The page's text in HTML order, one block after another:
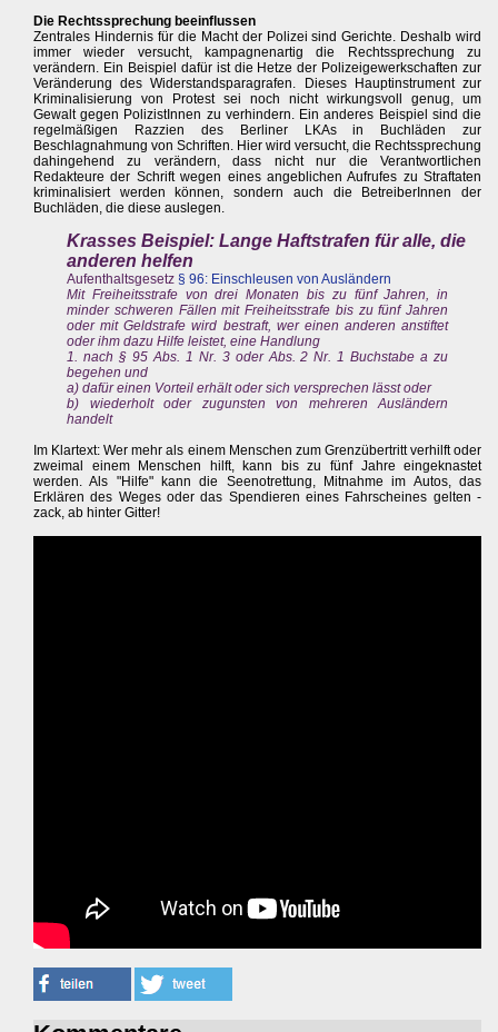
Die Rechtssprechung beeinflussen
Zentrales Hindernis für die Macht der Polizei sind Gerichte. Deshalb wird
immer wieder versucht, kampagnenartig die Rechtssprechung zu
verändern. Ein Beispiel dafür ist die Hetze der Polizeigewerkschaften zur
Veränderung des Widerstandsparagrafen. Dieses Hauptinstrument zur
Kriminalisierung von Protest sei noch nicht wirkungsvoll genug, um
Gewalt gegen PolizistInnen zu verhindern. Ein anderes Beispiel sind die
regelmäßigen Razzien des Berliner LKAs in Buchläden zur
Beschlagnahmung von Schriften. Hier wird versucht, die Rechtssprechung
dahingehend zu verändern, dass nicht nur die Verantwortlichen
Redakteure der Schrift wegen eines angeblichen Aufrufes zu Straftaten
kriminalisiert werden können, sondern auch die BetreiberInnen der
Buchläden, die diese auslegen.
Krasses Beispiel: Lange Haftstrafen für alle, die
anderen helfen
Aufenthaltsgesetz § 96: Einschleusen von Ausländern
Mit Freiheitsstrafe von drei Monaten bis zu fünf Jahren, in
minder schweren Fällen mit Freiheitsstrafe bis zu fünf Jahren
oder mit Geldstrafe wird bestraft, wer einen anderen anstiftet
oder ihm dazu Hilfe leistet, eine Handlung
1. nach § 95 Abs. 1 Nr. 3 oder Abs. 2 Nr. 1 Buchstabe a zu
begehen und
a) dafür einen Vorteil erhält oder sich versprechen lässt oder
b) wiederholt oder zugunsten von mehreren Ausländern
handelt
Im Klartext: Wer mehr als einem Menschen zum Grenzübertritt verhilft oder
zweimal einem Menschen hilft, kann bis zu fünf Jahre eingeknastet
werden. Als "Hilfe" kann die Seenotrettung, Mitnahme im Autos, das
Erklären des Weges oder das Spendieren eines Fahrscheines gelten -
zack, ab hinter Gitter!